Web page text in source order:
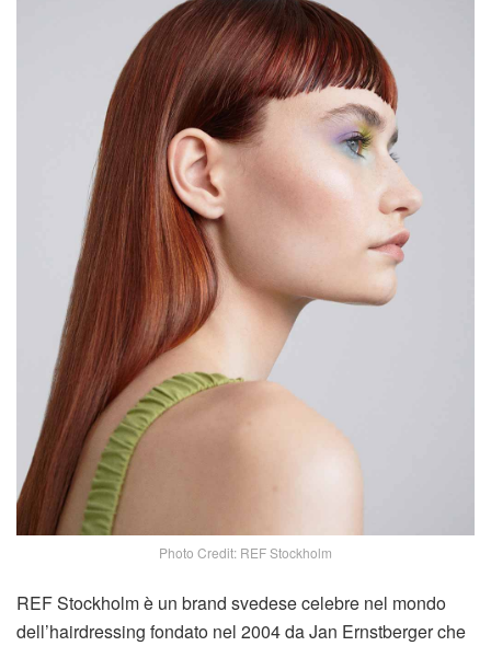
Photo Credit: REF Stockholm
REF Stockholm è un brand svedese celebre nel mondo
dell’hairdressing fondato nel 2004 da Jan Ernstberger che